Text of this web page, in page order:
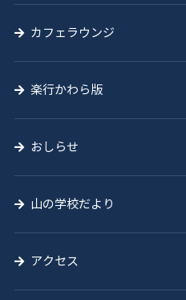
カフェラウンジ
楽行かわら版
おしらせ
山の学校だより
アクセス